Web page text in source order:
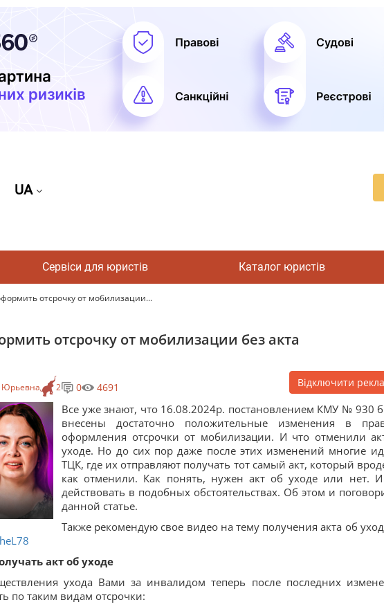
UA
Сервіси для юристів Каталог юристів
отсрочку от мобилизации...
отсрочку от мобилизации без акта
Юрьевна 2 0 4691 Відключити
Все уже знают, что 16.08.2024р. постановлением КМУ № 930
внесены достаточно положительные изменения в
оформления отсрочки от мобилизации. И что отменили
уходе. Но до сих пор даже после этих изменений многие
ТЦК, где их отправляют получать тот самый акт, который
как отменили. Как понять, нужен акт об уходе или нет.
действовать в подобных обстоятельствах. Об этом и
данной статье.
Также рекомендую свое видео на тему получения акта об
акт об уходе
ухода Вами за инвалидом теперь после последних
по таким видам отсрочки: